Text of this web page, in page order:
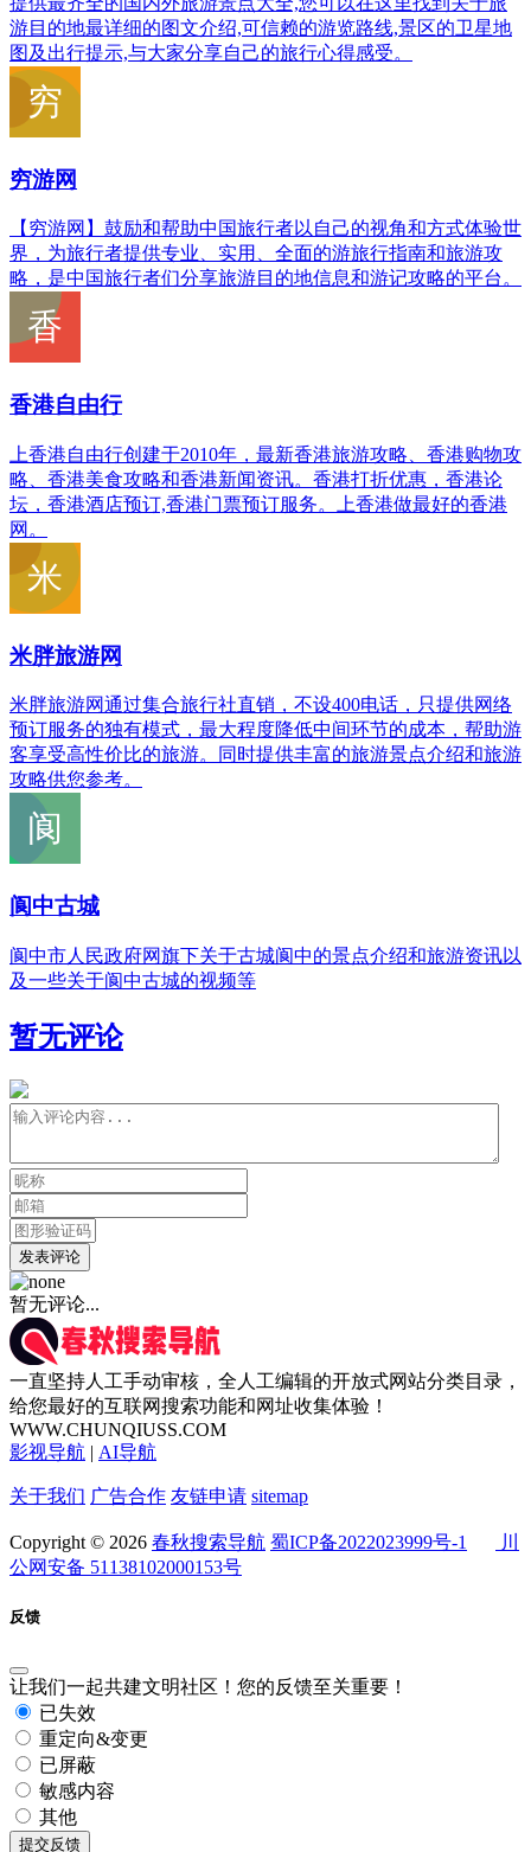
游目的地最详细的图文介绍,可信赖的游览路线,景区的卫星地
图及出行提示,与大家分享自己的旅行心得感受。
穷游网
【穷游网】鼓励和帮助中国旅行者以自己的视角和方式体验世
界，为旅行者提供专业、实用、全面的游旅行指南和旅游攻
略，是中国旅行者们分享旅游目的地信息和游记攻略的平台。
香港自由行
上香港自由行创建于2010年，最新香港旅游攻略、香港购物攻
略、香港美食攻略和香港新闻资讯。香港打折优惠，香港论
坛，香港酒店预订,香港门票预订服务。上香港做最好的香港
网。
米胖旅游网
米胖旅游网通过集合旅行社直销，不设400电话，只提供网络
预订服务的独有模式，最大程度降低中间环节的成本，帮助游
客享受高性价比的旅游。同时提供丰富的旅游景点介绍和旅游
攻略供您参考。
阆中古城
阆中市人民政府网旗下关于古城阆中的景点介绍和旅游资讯以
及一些关于阆中古城的视频等
暂无评论
发表评论
暂无评论...
一直坚持人工手动审核，全人工编辑的开放式网站分类目录，
给您最好的互联网搜索功能和网址收集体验！
WWW.CHUNQIUSS.COM
影视导航 | AI导航
关于我们 广告合作 友链申请 sitemap
Copyright © 2026 春秋搜索导航 蜀ICP备2022023999号-1
川
公网安备 51138102000153号
反馈
让我们一起共建文明社区！您的反馈至关重要！
已失效
重定向&变更
已屏蔽
敏感内容
其他
提交反馈